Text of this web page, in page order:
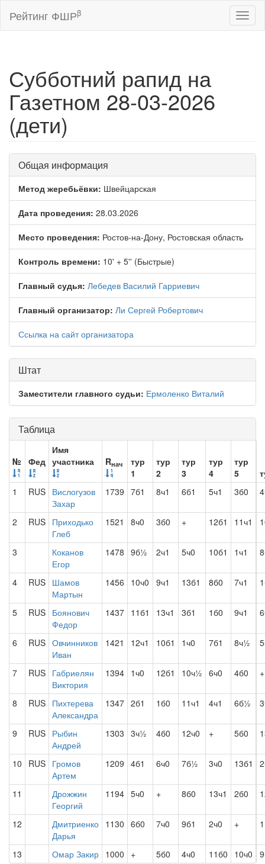
Рейтинг ФШРβ
Субботний рапид на
Газетном 28-03-2026
(дети)
Общая информация
Метод жеребьёвки: Швейцарская
Дата проведения: 28.03.2026
Место проведения: Ростов-на-Дону, Ростовская область
Контроль времени: 10' + 5'' (Быстрые)
Главный судья: Лебедев Василий Гарриевич
Главный организатор: Ли Сергей Робертович
Ссылка на сайт организатора
Штат
Заместители главного судьи: Ермоленко Виталий
Таблица
№ Фед
Имя
участника
Rнач
тур
1
тур
2
тур
3
тур
4
тур
5
1
RUS Вислогузов
Захар
1739 7б1 8ч1 6б1 5ч1 3б0
2 RUS Приходько
Глеб
1521 8ч0 3б0 + 12б1 11ч1
3
Коканов
Егор
1478 9б½ 2ч1 5ч0 10б1 1ч1
4 RUS Шамов
Мартын
1456 10ч0 9ч1 13б1 8б0 7ч1
5 RUS Боянович
Федор
1437 11б1 13ч1 3б1 1б0 9ч1
6 RUS Овчинников
Иван
1421 12ч1 10б1 1ч0 7б1 8ч½
7 RUS Габриелян
Виктория
1394 1ч0 12б1 10ч½ 6ч0 4б0 +
8 RUS Пихтерева
Александра
1347 2б1 1б0 11ч1 4ч1 6б½
9 RUS Рыбин
Андрей
1303 3ч½ 4б0 12ч0 + 5б0
10 RUS Громов
Артем
1209 4б1 6ч0 7б½ 3ч0 13б1
11
Дрожжин
Георгий
1194 5ч0 + 8б0 13ч1 2б0
12
Дмитриенко
Дарья
1130 6б0 7ч0 9б1 2ч0 +
13 Омар Закир 1000 + 5б0 4ч0 11б0 10ч0